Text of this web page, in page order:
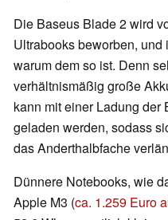
Die Baseus Blade 2 wird
Ultrabooks beworben, und
warum dem so ist. Denn
verhältnismäßig große
kann mit einer Ladung der
geladen werden, sodass
das Anderthalbfache
Dünnere Notebooks, wie
Apple M3 (ca. 1.259 Euro